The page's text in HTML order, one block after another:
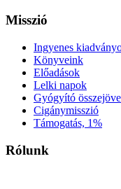
Misszió
Ingyenes
Könyveink
Előadások
Lelki napok
Gyógyító
Cigánymisszió
Támogatás, 1%
Rólunk